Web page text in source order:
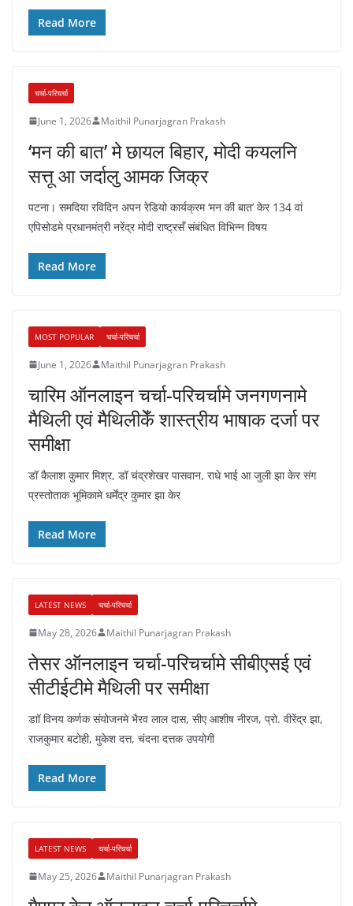
Read More
चर्चा-परिचर्चा
June 1, 2026 Maithil Punarjagran Prakash
‘मन की बात’ मे छायल बिहार, मोदी कयलनि
सत्तू आ जर्दालु आमक जिक्र
पटना। समदिया रविदिन अपन रेडियो कार्यक्रम ‘मन की बात’ केर 134 वां
एपिसोडमे प्रधानमंत्री नरेंद्र मोदी राष्ट्रसँ संबंधित विभिन्न विषय
Read More
MOST POPULAR चर्चा-परिचर्चा
June 1, 2026 Maithil Punarjagran Prakash
चारिम ऑनलाइन चर्चा-परिचर्चामे जनगणनामे
मैथिली एवं मैथिलीकेँ शास्त्रीय भाषाक दर्जा पर
समीक्षा
डॉ कैलाश कुमार मिश्र, डॉ चंद्रशेखर पासवान, राधे भाई आ जुली झा केर संग
प्रस्तोताक भूमिकामे धर्मेंद्र कुमार झा केर
Read More
LATEST NEWS चर्चा-परिचर्चा
May 28, 2026 Maithil Punarjagran Prakash
तेसर ऑनलाइन चर्चा-परिचर्चामे सीबीएसई एवं
सीटीईटीमे मैथिली पर समीक्षा
डाॉ विनय कर्णक संयोजनमे भैरव लाल दास, सीए आशीष नीरज, प्रो. वीरेंद्र झा,
राजकुमार बटोही, मुकेश दत्त, चंदना दत्तक उपयोगी
Read More
LATEST NEWS चर्चा-परिचर्चा
May 25, 2026 Maithil Punarjagran Prakash